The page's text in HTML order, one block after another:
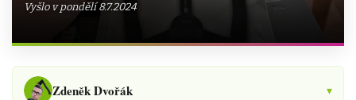
Vyšlo v pondělí 8.7.2024
Zdeněk Dvořák ▾